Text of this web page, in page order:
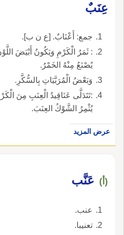
عِنَبٌ
جمع: أَعْنَابٌ. [ع ن ب].
: ثَمَرُ الْكَرْمِ وَيَكُونُ أَبْيَضَ
يُصْنَعُ مِنْهُ الخَمْرُ.
وَبَعْضُ الْمُرَبَّيَاتِ بِالسُّكَّرِ.
:تَتَدَلَّى عَنَاقِيدُ الْعِنَبِ مِنَ
يُثْمِرُ الشَّوْكُ العِنَبَ.
عرض المزيد
(أ) عَنَّب
عنب.
تعنيبا.